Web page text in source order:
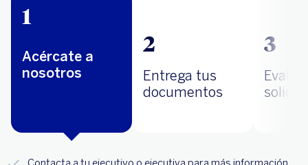
1
Acércate a
nosotros
2
Entrega tus
documentos
3